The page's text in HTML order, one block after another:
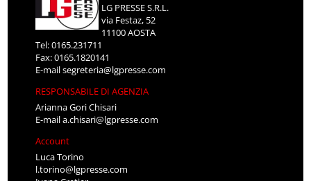
LG PRESSE S.R.L.
via Festaz, 52
11100 AOSTA
Tel: 0165.231711
Fax: 0165.1820141
E-mailsegreteria@lgpresse.com
RESPONSABILE DI AGENZIA
Arianna Gori Chisari
E-maila.chisari@lgpresse.com
Account
Luca Torino
l.torino@lgpresse.com